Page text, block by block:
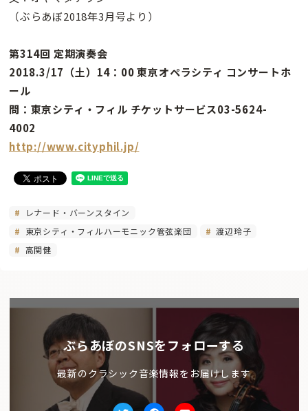
（ぶらあぼ2018年3月号より）
第314回 定期演奏会
2018.3/17（土）14：00 東京オペラシティ コンサートホ
ール
問：東京シティ・フィル チケットサービス03-5624-
4002
http://www.cityphil.jp/
レナード・バーンスタイン
東京シティ・フィルハーモニック管弦楽団
渡辺玲子
高関健
ぶらあぼのSNSをフォローする
最新のクラシック音楽情報をお届けします